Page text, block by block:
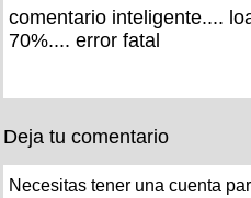
comentario inteligente....
70%.... error fatal
Deja tu comentario
Necesitas tener una cuenta